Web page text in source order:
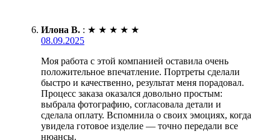
Илона В. : ★ ★ ★ ★ ★
08.09.2025
Моя работа с этой компанией оставила очень
положительное впечатление. Портреты сделали
быстро и качественно, результат меня порадовал.
Процесс заказа оказался довольно простым:
выбрала фотографию, согласовала детали и
сделала оплату. Вспомнила о своих эмоциях, когда
увидела готовое изделие — точно передали все
нюансы.